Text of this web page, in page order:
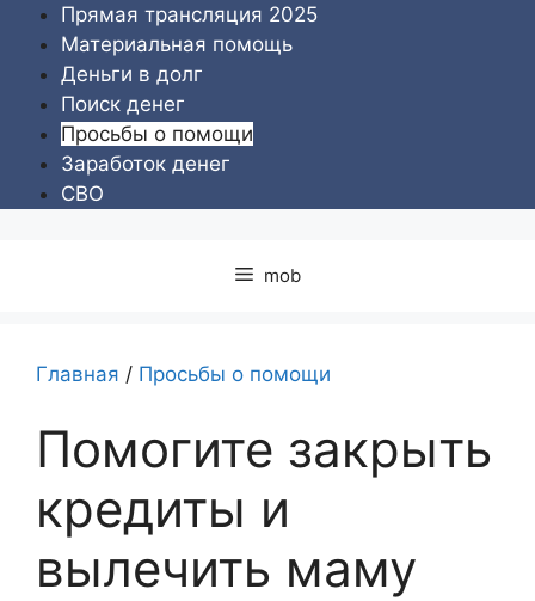
Перейти
содержимому
Прямая трансляция 2025
Материальная помощь
Деньги в долг
Поиск денег
Просьбы о помощи
Заработок денег
СВО
mob
Главная / Просьбы о помощи
Помогите закрыть
кредиты и
вылечить маму